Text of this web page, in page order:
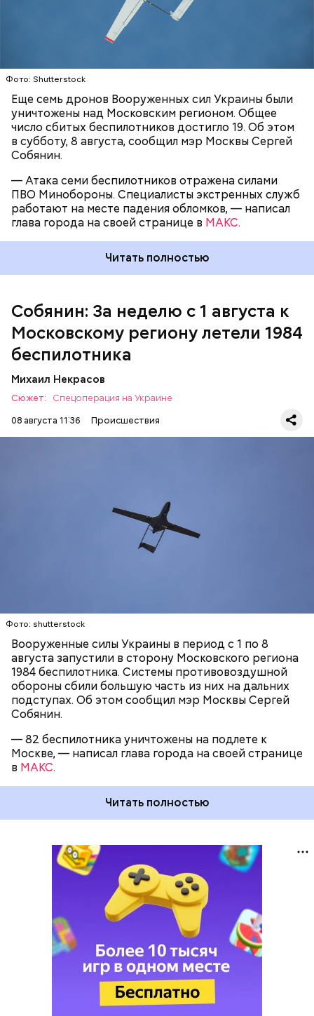
Фото: Shutterstock
Еще семь дронов Вооруженных сил Украины были
уничтожены над Московским регионом. Общее
число сбитых беспилотников достигло 19. Об этом
в субботу, 8 августа, сообщил мэр Москвы Сергей
Собянин.
— Атака семи беспилотников отражена силами
ПВО Минобороны. Специалисты экстренных служб
работают на месте падения обломков, — написал
глава города на своей странице в МАКС.
Читать полностью
СЕРГЕЙ СОБЯНИН
Собянин: За неделю с 1 августа к
Московскому региону летели 1984
беспилотника
Михаил Некрасов
Сюжет:
Спецоперация на Украине
08 августа 11:36
Происшествия
Фото: shutterstock
Вооруженные силы Украины в период с 1 по 8
августа запустили в сторону Московского региона
1984 беспилотника. Системы противовоздушной
обороны сбили большую часть из них на дальних
подступах. Об этом сообщил мэр Москвы Сергей
Собянин.
— 82 беспилотника уничтожены на подлете к
Москве, — написал глава города на своей странице
в МАКС.
Азовского моря были перехвачены и
беспилотников самолетного типа.
Ранее сообщалось, что на Ильском
нефтеперерабатывающем заводе в
Краснодарском краепроизошло возгорание
падения обломков беспилотника. В результате
движущемуся гражданскому автомобилю
поселке Суземка Брянской области. Ранения
получили четыре девушки, их доставили в
Читать полностью
СЕРГЕЙ СОБЯНИН